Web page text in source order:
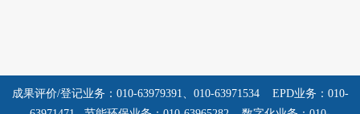
成果评价/登记业务：010-63979391、010-63971534
EPD业务：010-